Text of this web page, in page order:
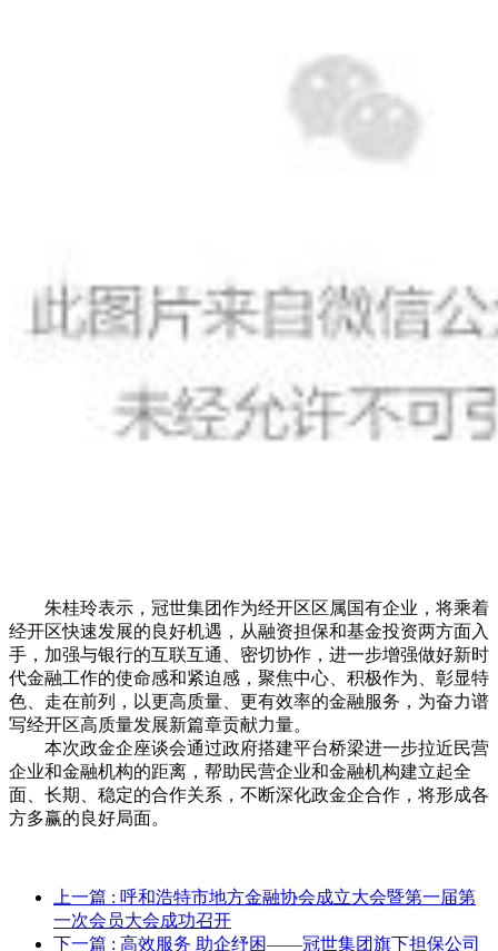
朱桂玲表示，冠世集团作为经开区区属国有企业，将乘着
经开区快速发展的良好机遇，从融资担保和基金投资两方面入
手，加强与银行的互联互通、密切协作，进一步增强做好新时
代金融工作的使命感和紧迫感，聚焦中心、积极作为、彰显特
色、走在前列，以更高质量、更有效率的金融服务，为奋力谱
写经开区高质量发展新篇章贡献力量。
本次政金企座谈会通过政府搭建平台桥梁进一步拉近民营
企业和金融机构的距离，帮助民营企业和金融机构建立起全
面、长期、稳定的合作关系，不断深化政金企合作，将形成各
方多赢的良好局面。
上一篇 : 呼和浩特市地方金融协会成立大会暨第一届第
一次会员大会成功召开
下一篇 : 高效服务 助企纾困——冠世集团旗下担保公司